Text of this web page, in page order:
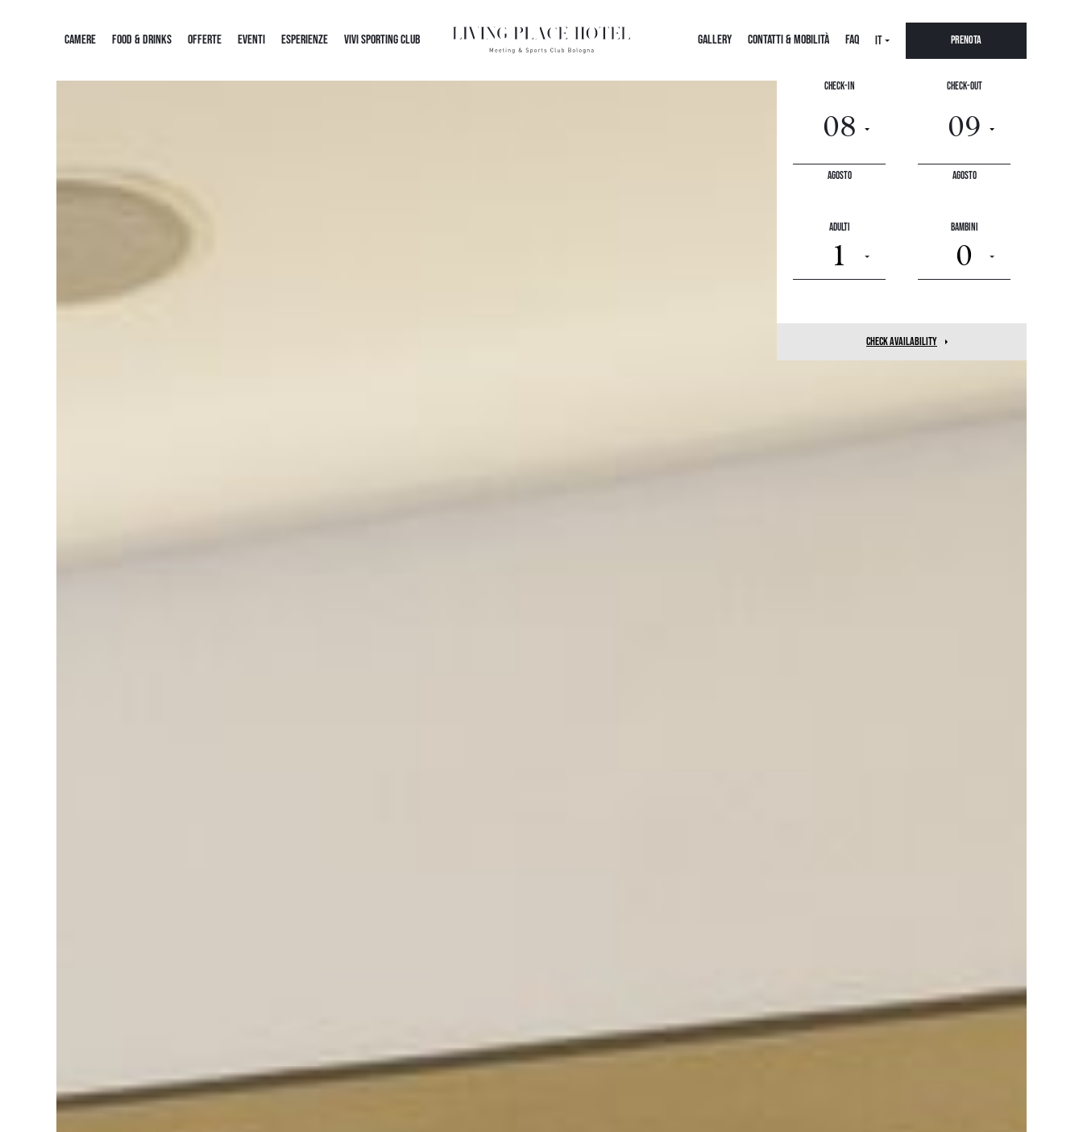
CAMERE FOOD & DRINKS OFFERTE EVENTI ESPERIENZE VIVI SPORTING CLUB GALLERY CONTATTI & MOBILITÀ FAQ IT Prenota
Check-In
Agosto
Check-Out
Agosto
Adulti
1
Bambini
0
check availability